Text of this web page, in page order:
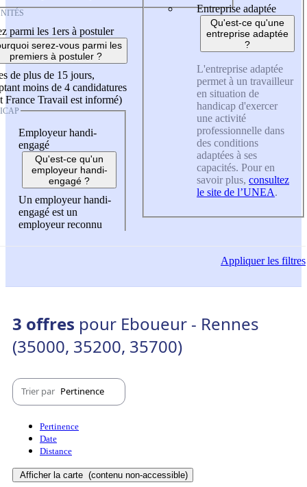
parmi les 1ers à postuler
serez-vous parmi les
premiers à postuler ?
de plus de 15 jours,
moins de 4 candidatures
France Travail est informé)
Employeur handi-
engagé
Qu'est-ce qu'un
employeur handi-
engagé ?
Un employeur handi-
engagé est un
employeur reconnu
Entreprise adaptée
Qu'est-ce qu'une
entreprise adaptée
?
L'entreprise adaptée
permet à un travailleur
en situation de
handicap d'exercer
une activité
professionnelle dans
des conditions
adaptées à ses
capacités. Pour en
savoir plus, consultez
le site de l’UNEA.
Appliquerles filtres
3 offres pour Eboueur - Rennes
(35000, 35200, 35700)
Trier par Pertinence
Pertinence
Date
Distance
Afficher la carte (contenu non-accessible)